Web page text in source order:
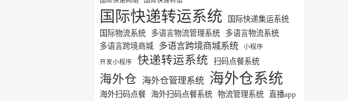
国际快递转运系统
国际快递集运系统
国际物流系统
多语言物流管理系统
多语言物流系统
多语言跨境商城
多语言跨境商城系统 小程序
开发小程序 快递转运系统 扫码点餐系统
海外仓 海外仓管理系统 海外仓系统
海外扫码点餐 海外扫码点餐系统 物流管理系统 直播app